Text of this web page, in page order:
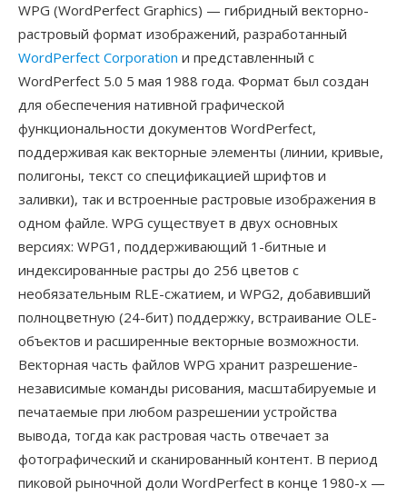
WPG (WordPerfect Graphics) — гибридный векторно-
растровый формат изображений, разработанный
WordPerfect Corporation и представленный с
WordPerfect 5.0 5 мая 1988 года. Формат был создан
для обеспечения нативной графической
функциональности документов WordPerfect,
поддерживая как векторные элементы (линии, кривые,
полигоны, текст со спецификацией шрифтов и
заливки), так и встроенные растровые изображения в
одном файле. WPG существует в двух основных
версиях: WPG1, поддерживающий 1-битные и
индексированные растры до 256 цветов с
необязательным RLE-сжатием, и WPG2, добавивший
полноцветную (24-бит) поддержку, встраивание OLE-
объектов и расширенные векторные возможности.
Векторная часть файлов WPG хранит разрешение-
независимые команды рисования, масштабируемые и
печатаемые при любом разрешении устройства
вывода, тогда как растровая часть отвечает за
фотографический и сканированный контент. В период
пиковой рыночной доли WordPerfect в конце 1980-х —